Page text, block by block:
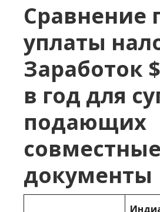
Сравнение
уплаты
Заработок
в год для
подающих
совместные
документы